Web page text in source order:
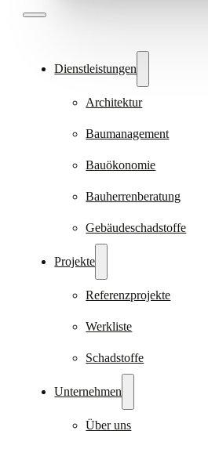
Dienstleistungen
Architektur
Baumanagement
Bauökonomie
Bauherrenberatung
Gebäudeschadstoffe
Projekte
Referenzprojekte
Werkliste
Schadstoffe
Unternehmen
Über uns